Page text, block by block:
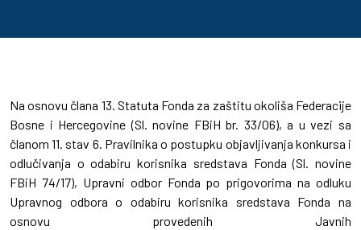
Na osnovu člana 13. Statuta Fonda za zaštitu okoliša Federacije
Bosne i Hercegovine (Sl. novine FBiH br. 33/06), a u vezi sa
članom 11. stav 6. Pravilnika o postupku objavljivanja konkursa i
odlučivanja o odabiru korisnika sredstava Fonda (Sl. novine
FBiH 74/17), Upravni odbor Fonda po prigovorima na odluku
Upravnog odbora o odabiru korisnika sredstava Fonda na
osnovu provedenih Javnih